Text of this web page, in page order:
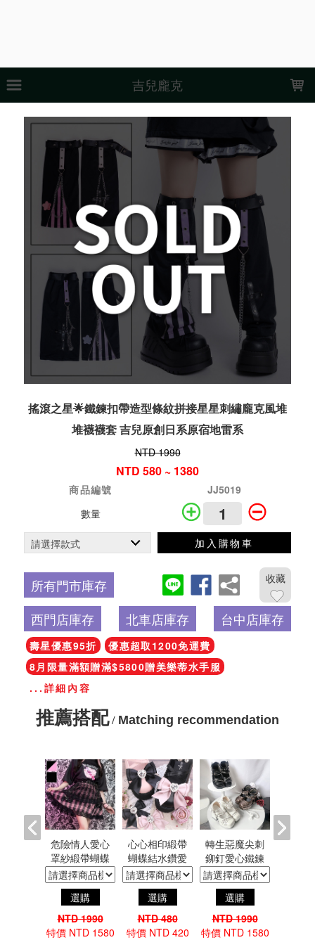
吉兒龐克
搖滾之星🌟鐵鍊扣帶造型條紋拼接星星刺繡龐克風堆
堆襪襪套 吉兒原創日系原宿地雷系
NTD 1990
NTD 580 ~ 1380
商品編號
JJ5019
數量
加入購物車
所有門市庫存 收藏
西門店庫存 北車店庫存 台中店庫存
壽星優惠95折
優惠超取1200免運費
8月限量滿額贈滿$5800贈美樂蒂水手服
...詳細內容
推薦搭配/ Matching recommendation
情人愛心
龐克風A
NTD 1580
心心相印緞帶
蝴蝶結水鑽愛
心鞋夾鞋扣髮
夾別針 哥德蘿
莉塔2.5次元軟
妹公主風
選購
NTD 480
特價 NTD 420
轉生惡魔尖刺
鉚釘愛心鐵鍊
造型扣帶款漆
皮方頭粗跟高
跟鞋 Y2K龐克
街頭樂團搖滾
NANA地雷系
選購
NTD 1990
特價 NTD 1580
酷洛米🖤地雷
系蝙蝠領結鉚
釘開衩造型水
手長袖T恤 吉兒
原創三麗鷗
SANRIO官方授
權聯名
選購
NTD 1880
特價 NTD 1380
肩帶